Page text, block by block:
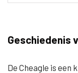
Geschiedenis
De Cheagle is een